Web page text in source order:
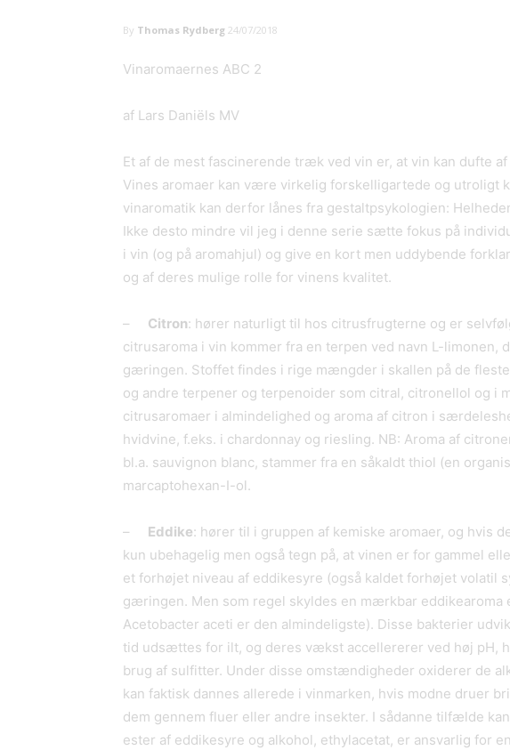
By Thomas Rydberg 24/07/2018
Vinaromaernes ABC 2
af Lars Daniëls MV
Et af de mest fascinerende træk ved vin er, at vin kan dufte
Vines aromaer kan være virkelig forskelligartede og utroligt
vinaromatik kan derfor lånes fra gestaltpsykologien:
Ikke desto mindre vil jeg i denne serie sætte fokus på
i vin (og på aromahjul) og give en kort men uddybende
og af deres mulige rolle for vinens kvalitet.
– Citron: hører naturligt til hos citrusfrugterne og er
citrusaroma i vin kommer fra en terpen ved navn L-
gæringen. Stoffet findes i rige mængder i skallen på de
og andre terpener og terpenoider som citral, citronellol og i
citrusaromaer i almindelighed og aroma af citron i
hvidvine, f.eks. i chardonnay og riesling. NB: Aroma af
bl.a. sauvignon blanc, stammer fra en såkaldt thiol (en
marcaptohexan-I-ol.
– Eddike: hører til i gruppen af kemiske aromaer, og hvis
kun ubehagelig men også tegn på, at vinen er for gammel
et forhøjet niveau af eddikesyre (også kaldet forhøjet volatil
gæringen. Men som regel skyldes en mærkbar eddikearoma
Acetobacter aceti er den almindeligste). Disse bakterier
tid udsættes for ilt, og deres vækst accellererer ved høj pH,
brug af sulfitter. Under disse omstændigheder oxiderer de
kan faktisk dannes allerede i vinmarken, hvis modne druer
dem gennem fluer eller andre insekter. I sådanne tilfælde
ester af eddikesyre og alkohol, ethylacetat, er ansvarlig for